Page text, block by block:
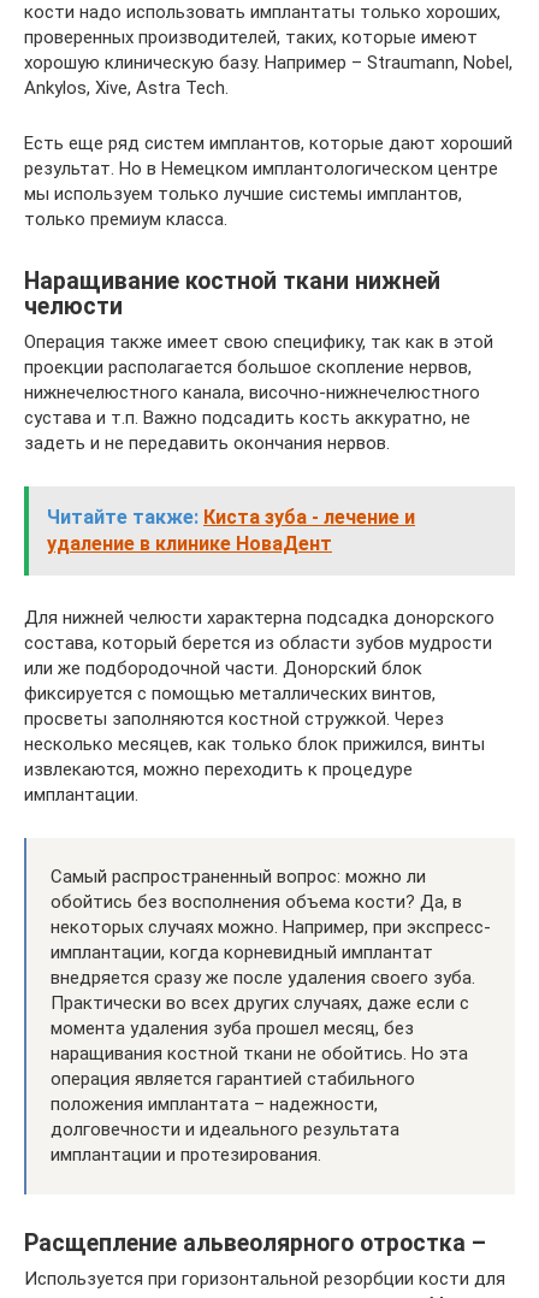
кости надо использовать имплантаты только хороших,
проверенных производителей, таких, которые имеют
хорошую клиническую базу. Например – Straumann, Nobel,
Ankylos, Xive, Astra Tech.
Есть еще ряд систем имплантов, которые дают хороший
результат. Но в Немецком имплантологическом центре
мы используем только лучшие системы имплантов,
только премиум класса.
Наращивание костной ткани нижней
челюсти
Операция также имеет свою специфику, так как в этой
проекции располагается большое скопление нервов,
нижнечелюстного канала, височно-нижнечелюстного
сустава и т.п. Важно подсадить кость аккуратно, не
задеть и не передавить окончания нервов.
Читайте также: Киста зуба - лечение и
удаление в клинике НоваДент
Для нижней челюсти характерна подсадка донорского
состава, который берется из области зубов мудрости
или же подбородочной части. Донорский блок
фиксируется с помощью металлических винтов,
просветы заполняются костной стружкой. Через
несколько месяцев, как только блок прижился, винты
извлекаются, можно переходить к процедуре
имплантации.
Самый распространенный вопрос: можно ли
обойтись без восполнения объема кости? Да, в
некоторых случаях можно. Например, при экспресс-
имплантации, когда корневидный имплантат
внедряется сразу же после удаления своего зуба.
Практически во всех других случаях, даже если с
момента удаления зуба прошел месяц, без
наращивания костной ткани не обойтись. Но эта
операция является гарантией стабильного
положения имплантата – надежности,
долговечности и идеального результата
имплантации и протезирования.
Расщепление альвеолярного отростка –
Используется при горизонтальной резорбции кости для